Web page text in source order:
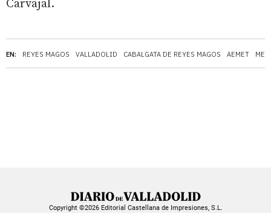
EN: REYES MAGOS VALLADOLID CABALGATA DE REYES MAGOS AEMET
Carvajal.
Copyright ©2026 Editorial Castellana de Impresiones, S.L.